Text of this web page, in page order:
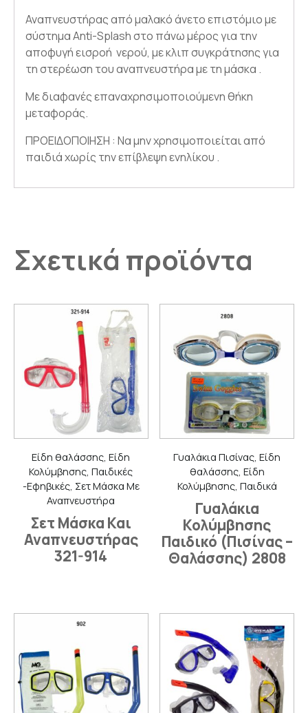
Αναπνευστήρας από μαλακό άνετο επιστόμιο με
σύστημα Anti-Splash στο πάνω μέρος για την
αποφυγή εισροή νερού, με κλιπ συγκράτησης για
τη στερέωση του αναπνευστήρα με τη μάσκα .
Με διαφανές επαναχρησιμοποιούμενη θήκη
μεταφοράς.
ΠΡΟΕΙΔΟΠΟΙΗΣΗ : Να μην χρησιμοποιείται από
παιδιά χωρίς την επίβλεψη ενηλίκου .
Σχετικά προϊόντα
Είδη θαλάσσης, Είδη
Κολύμβησης, Παιδικές
-Εφηβικές, Σετ Μάσκα Με
Αναπνευστήρα
Σετ Μάσκα Και
Αναπνευστήρας
321-914
Γυαλάκια Πισίνας, Είδη
θαλάσσης, Είδη
Κολύμβησης, Παιδικά
Γυαλάκια
Κολύμβησης
Παιδικό (Πισίνας –
Θαλάσσης) 2808